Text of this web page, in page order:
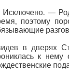
—
поэтому
в дверях
к нему